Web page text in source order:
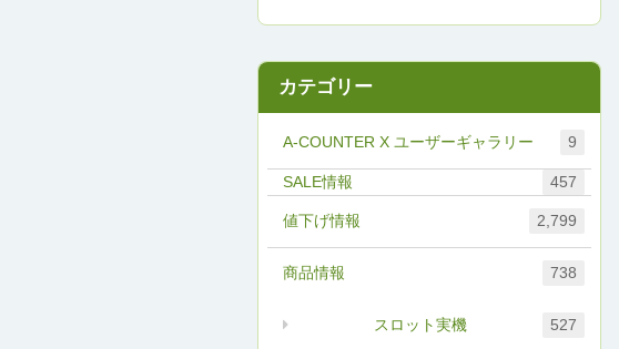
カテゴリー
A-COUNTER X ユーザーギャラリー 9
457
値下げ情報 2,799
商品情報 738
スロット実機 527